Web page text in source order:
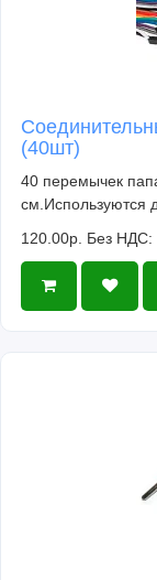
(40шт)
40 перемычек
см.Используются
120.00р. Без НДС: